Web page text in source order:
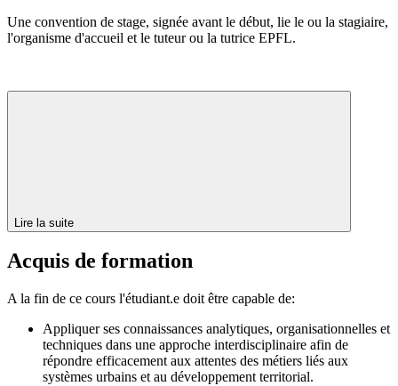
Une convention de stage, signée avant le début, lie le ou la stagiaire,
l'organisme d'accueil et le tuteur ou la tutrice EPFL.
Lire la suite
Acquis de formation
A la fin de ce cours l'étudiant.e doit être capable de:
Appliquer ses connaissances analytiques, organisationnelles et
techniques dans une approche interdisciplinaire afin de
répondre efficacement aux attentes des métiers liés aux
systèmes urbains et au développement territorial.